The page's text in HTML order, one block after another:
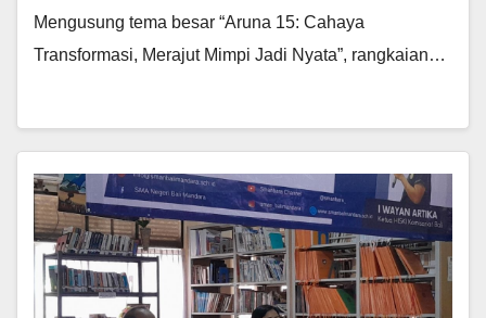
Mengusung tema besar “Aruna 15: Cahaya
Transformasi, Merajut Mimpi Jadi Nyata”, rangkaian…